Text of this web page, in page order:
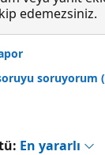
edemezsiniz.
soruyorum
En yararlı